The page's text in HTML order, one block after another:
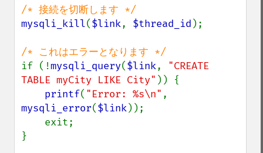
mysqli_kill($link, $thread_id );
if (!mysqli_query($link, "CREATE
TABLE myCity LIKE City" )) {
printf( "Error: %s\n"
mysqli_error($link));
}